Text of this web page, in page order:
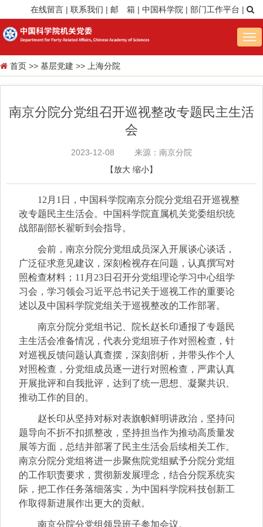
在线留言 | 联系我们 | 邮 箱 | 中国科学院 | 部门工作平台 |
首页 >> 基层党建 >> 上海分院
南京分院分党组召开巡视整改专题民主生活
会
2023-12-08
来源：南京分院
【放大 缩小】
12月1日，中国科学院南京分院分党组召开巡视整
改专题民主生活会。中国科学院直属机关党委组织统
战部副部长翟昕到会指导。
会前，南京分院分党组成员深入开展谈心谈话，
广泛征求意见建议，深刻检视存在问题，认真撰写对
照检查材料；11月23日召开分党组理论学习中心组学
习会，学习领会习近平总书记关于巡视工作的重要论
述以及中国科学院党组关于巡视整改的工作部署。
南京分院分党组书记、院长赵长印通报了专题民
主生活会准备情况，代表分党组班子作对照检查，针
对巡视反馈问题认真查摆，深刻剖析，并带头作个人
对照检查，分党组成员逐一进行对照检查，严肃认真
开展批评和自我批评，达到了统一思想、凝聚共识、
推动工作的目的。
赵长印从坚持对标对表旗帜鲜明讲政治，坚持问
题导向不折不扣抓整改，坚持担当作为推动高质量发
展等方面，总结并部署了民主生活会后续相关工作。
南京分院分党组将进一步聚焦院党组赋予分院分党组
的工作职责要求，贯彻新发展理念，结合分院系统实
际，把工作任务落细落实，为中国科学院科技创新工
作取得新进展作出更大的贡献。
南京分院分党组领导班子参加会议。